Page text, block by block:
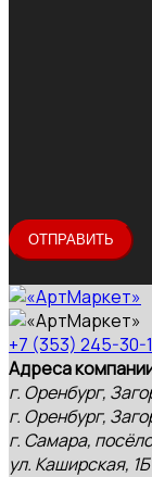
+7 (353) 245-30-
Адреса
г. Оренбург,
г. Оренбург,
г. Самара,
ул. Каширская, 1Б